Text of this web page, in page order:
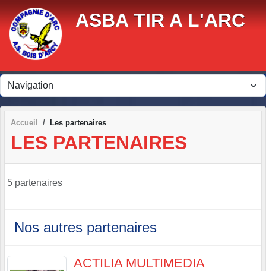
ASBA TIR A L'ARC
Accueil Les partenaires
LES PARTENAIRES
5 partenaires
Nos autres partenaires
ACTILIA MULTIMEDIA
Panneau de gestion des cookies